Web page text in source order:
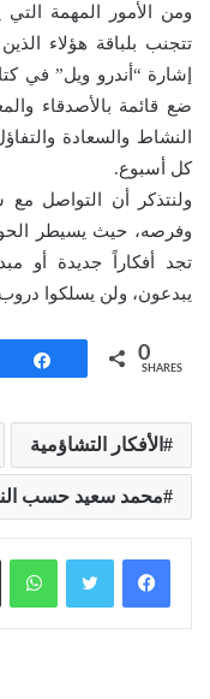
ومن الأمور المهمة التي
تتجنب بلباقة هؤلاء
إشارة “أندرو ويل” في
ضع قائمة بالأصدقاء
النشاط والسعادة
كل أسبوع.
ولنتذكر أن التواصل
وفرصه، حيث يسيطر
تجد أفكاراً جديدة أو
يبدعون، ولن يسلكوا دروب
Share 0
SHARES
الأفكار التشاؤمية
محمد سعيد حسب